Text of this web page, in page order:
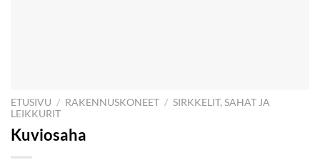
ETUSIVU / RAKENNUSKONEET / SIRKKELIT, SAHAT JA
LEIKKURIT
Kuviosaha